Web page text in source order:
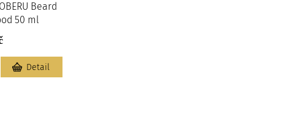
Beard
50 ml
Detail